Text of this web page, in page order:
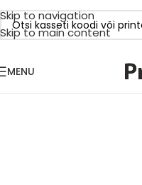
Skip to navigation
Skip to main content
MENU